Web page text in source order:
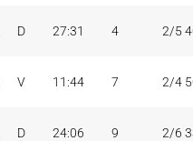
D 27:31 4 2/5
V 11:44 7 2/4
D 24:06 9 2/6